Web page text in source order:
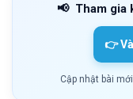
📢 Tham gia
👉
Cập nhật bài